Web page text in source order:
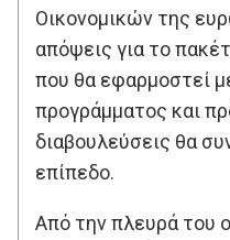
Οικονομικών της
απόψεις για το
που θα εφαρμοστεί
προγράμματος και
διαβουλεύσεις θα
επίπεδο.
Από την πλευρά του